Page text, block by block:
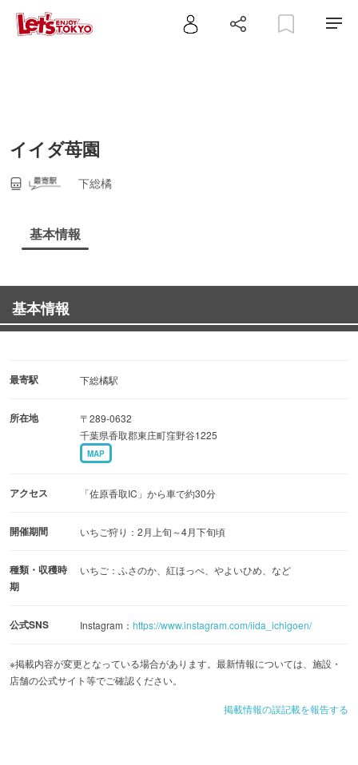
イイダ苺園
下総橘
基本情報
基本情報
最寄駅 下総橘駅
所在地
〒289-0632
千葉県香取郡東庄町窪野谷1225
MAP
アクセス 「佐原香取IC」から車で約30分
開催期間 いちご狩り：2月上旬～4月下旬頃
種類・収穫時
期
いちご：ふさのか、紅ほっぺ、やよいひめ、など
公式SNS Instagram： https://www.instagram.com/iida_ichigoen/
※掲載内容が変更となっている場合があります。最新情報については、施設・
店舗の公式サイト等でご確認ください。
掲載情報の誤記載を報告する